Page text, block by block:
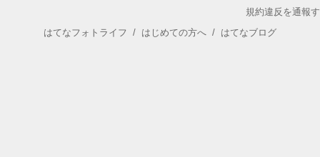
規約違反を通報
はてなフォトライフ / はじめての方へ / はてなブログ